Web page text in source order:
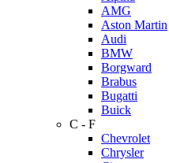
AMG
Aston Martin
Audi
BMW
Borgward
Brabus
Bugatti
Buick
C - F
Chevrolet
Chrysler